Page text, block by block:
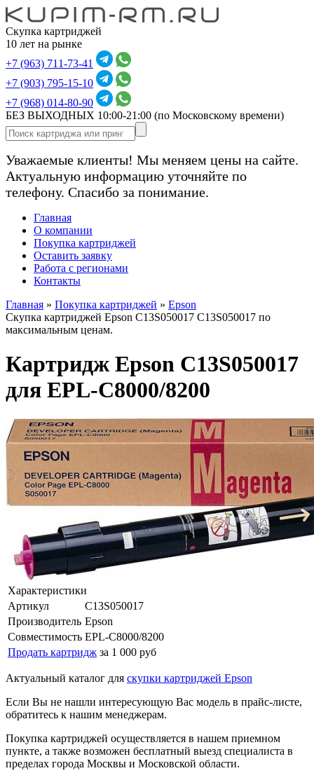
Скупка картриджей
10 лет на рынке
+7 (963) 711-73-41
+7 (903) 795-15-10
+7 (968) 014-80-90
БЕЗ ВЫХОДНЫХ 10:00-21:00 (по Московскому времени)
Уважаемые клиенты! Мы меняем цены на сайте.
Актуальную информацию уточняйте по
телефону. Спасибо за понимание.
Главная
О компании
Покупка картриджей
Оставить заявку
Работа с регионами
Контакты
Главная » Покупка картриджей » Epson
Скупка картриджей Epson C13S050017 C13S050017 по
максимальным ценам.
Картридж Epson C13S050017
для EPL-C8000/8200
Характеристики
Артикул
C13S050017
Производитель Epson
Совместимость EPL-C8000/8200
Продать картридж за 1 000 руб
Актуальный каталог для скупки картриджей Epson
Если Вы не нашли интересующую Вас модель в прайс-листе,
обратитесь к нашим менеджерам.
Покупка картриджей осуществляется в нашем приемном
пункте, а также возможен бесплатный выезд специалиста в
пределах города Москвы и Московской области.